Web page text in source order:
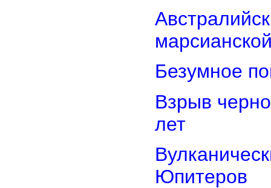
Безумное
Взрыв
лет
Юпитеров